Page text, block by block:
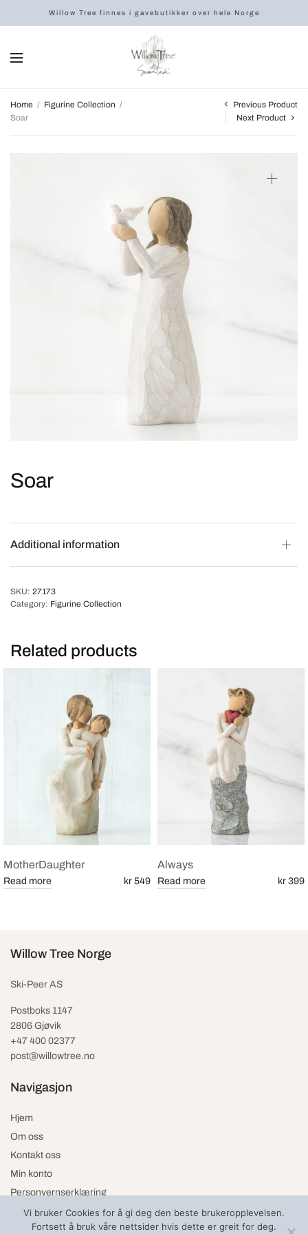
Willow Tree finnes i gavebutikker over hele Norge
Home / Figurine Collection /
Soar
Previous Product
Next Product
Soar
Additional information
SKU: 27173
Category: Figurine Collection
Related products
MotherDaughter
kr 549
Read more
Always
kr 399
Read more
Willow Tree Norge
Ski-Peer AS
Postboks 1147
2806 Gjøvik
+47 400 02377
post@willowtree.no
Navigasjon
Hjem
Om oss
Kontakt oss
Min konto
Personvernserklæring
Vi bruker Cookies for å gi deg den beste brukeropplevelsen.
Fortsett å bruk våre nettsider hvis dette er greit for deg.